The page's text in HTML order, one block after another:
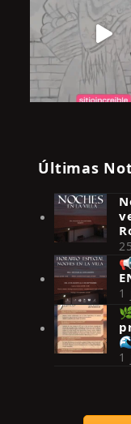
Últimas
1
1